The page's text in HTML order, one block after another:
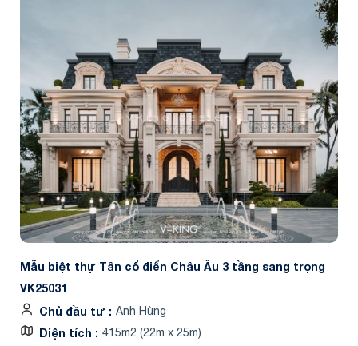
Mẫu biệt thự Tân cổ điển Châu Âu 3 tầng sang trọng
VK25031
Chủ đầu tư
Anh Hùng
Diện tích 415m2 (22m x 25m)